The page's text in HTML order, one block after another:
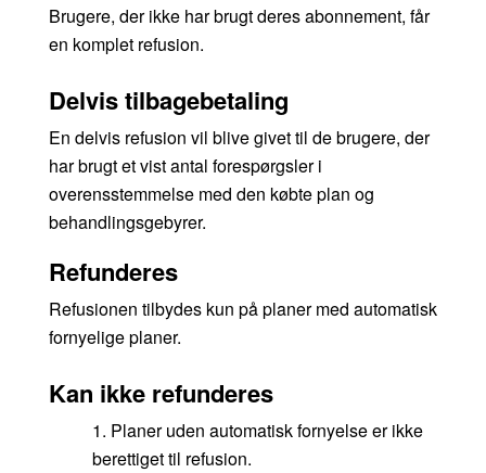
Brugere, der ikke har brugt deres abonnement, får
en komplet refusion.
Delvis tilbagebetaling
En delvis refusion vil blive givet til de brugere, der
har brugt et vist antal forespørgsler i
overensstemmelse med den købte plan og
behandlingsgebyrer.
Refunderes
Refusionen tilbydes kun på planer med automatisk
fornyelige planer.
Kan ikke refunderes
1. Planer uden automatisk fornyelse er ikke
berettiget til refusion.